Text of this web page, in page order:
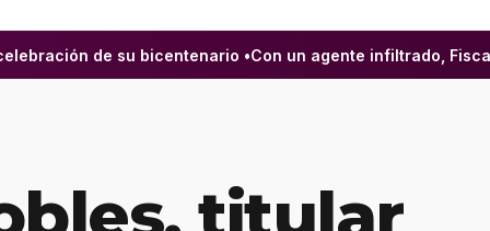
de su bicentenario •Con un agente infiltrado,